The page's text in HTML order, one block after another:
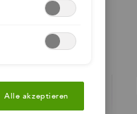
Alle akzeptieren